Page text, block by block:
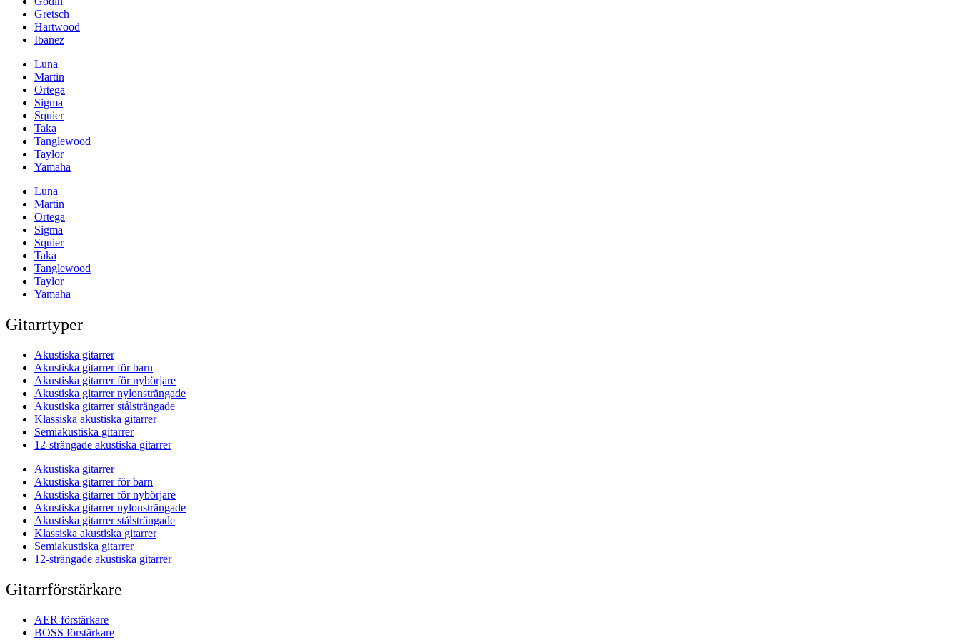
Gretsch
Hartwood
Ibanez
Luna
Martin
Ortega
Sigma
Squier
Taka
Tanglewood
Taylor
Yamaha
Luna
Martin
Ortega
Sigma
Squier
Taka
Tanglewood
Taylor
Yamaha
Gitarrtyper
Akustiska gitarrer
Akustiska gitarrer för barn
Akustiska gitarrer för nybörjare
Akustiska gitarrer nylonsträngade
Akustiska gitarrer stålsträngade
Klassiska akustiska gitarrer
Semiakustiska gitarrer
12-strängade akustiska gitarrer
Akustiska gitarrer
Akustiska gitarrer för barn
Akustiska gitarrer för nybörjare
Akustiska gitarrer nylonsträngade
Akustiska gitarrer stålsträngade
Klassiska akustiska gitarrer
Semiakustiska gitarrer
12-strängade akustiska gitarrer
Gitarrförstärkare
AER förstärkare
BOSS förstärkare